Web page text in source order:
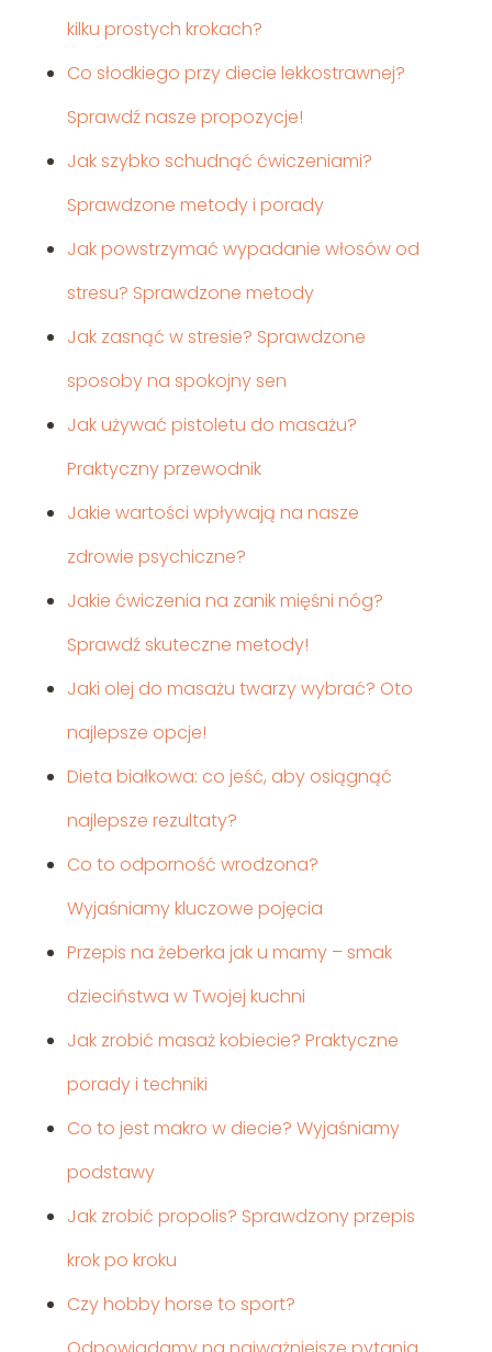
kilku prostych krokach?
Co słodkiego przy diecie lekkostrawnej?
Sprawdź nasze propozycje!
Jak szybko schudnąć ćwiczeniami?
Sprawdzone metody i porady
Jak powstrzymać wypadanie włosów od
stresu? Sprawdzone metody
Jak zasnąć w stresie? Sprawdzone
sposoby na spokojny sen
Jak używać pistoletu do masażu?
Praktyczny przewodnik
Jakie wartości wpływają na nasze
zdrowie psychiczne?
Jakie ćwiczenia na zanik mięśni nóg?
Sprawdź skuteczne metody!
Jaki olej do masażu twarzy wybrać? Oto
najlepsze opcje!
Dieta białkowa: co jeść, aby osiągnąć
najlepsze rezultaty?
Co to odporność wrodzona?
Wyjaśniamy kluczowe pojęcia
Przepis na żeberka jak u mamy – smak
dzieciństwa w Twojej kuchni
Jak zrobić masaż kobiecie? Praktyczne
porady i techniki
Co to jest makro w diecie? Wyjaśniamy
podstawy
Jak zrobić propolis? Sprawdzony przepis
krok po kroku
Czy hobby horse to sport?